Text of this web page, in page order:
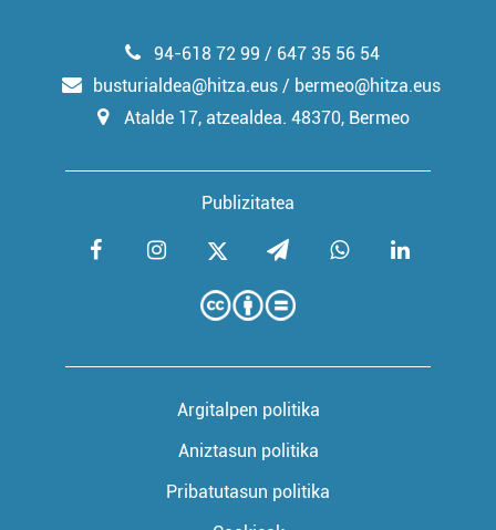
Publizitatea
94-618 72 99 / 647 35 56 54
busturialdea@hitza.eus / bermeo@hitza.eus
Atalde 17, atzealdea. 48370, Bermeo
Argitalpen politika
Aniztasun politika
Pribatutasun politika